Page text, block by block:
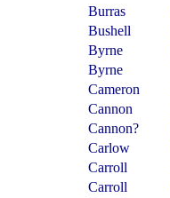
Burras
Bushell
Byrne
Byrne
Cameron
Cannon
Cannon?
Carlow
Carroll
Carroll